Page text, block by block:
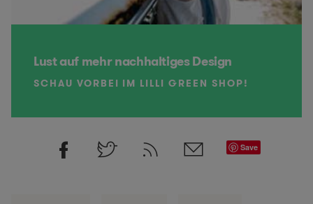
Lust auf mehr nachhaltiges Design
SCHAU VORBEI IM LILLI GREEN SHOP!
Save